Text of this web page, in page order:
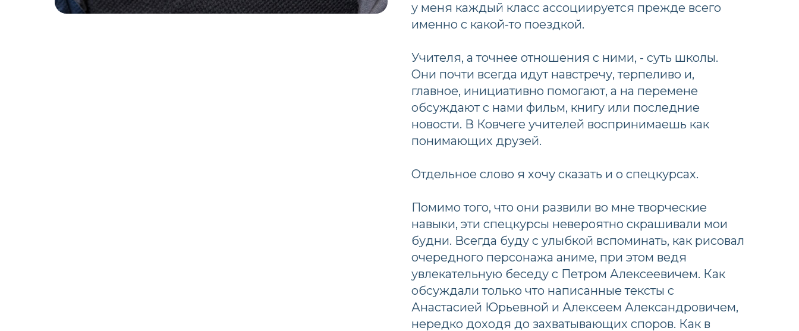
у меня каждый класс ассоциируется прежде всего
именно с какой-то поездкой.
Учителя, а точнее отношения с ними, - суть школы.
Они почти всегда идут навстречу, терпеливо и,
главное, инициативно помогают, а на перемене
обсуждают с нами фильм, книгу или последние
новости. В Ковчеге учителей воспринимаешь как
понимающих друзей.
Отдельное слово я хочу сказать и о спецкурсах.
Помимо того, что они развили во мне творческие
навыки, эти спецкурсы невероятно скрашивали мои
будни. Всегда буду с улыбкой вспоминать, как рисовал
очередного персонажа аниме, при этом ведя
увлекательную беседу с Петром Алексеевичем. Как
обсуждали только что написанные тексты с
Анастасией Юрьевной и Алексеем Александровичем,
нередко доходя до захватывающих споров. Как в